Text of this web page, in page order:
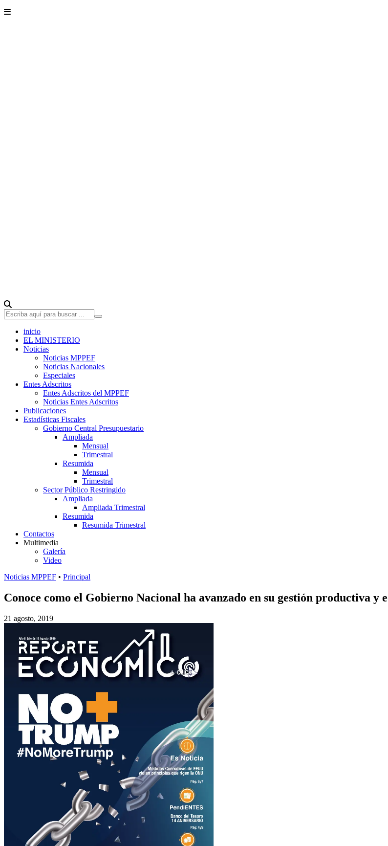
inicio
EL MINISTERIO
Noticias
Noticias MPPEF
Noticias Nacionales
Especiales
Entes Adscritos
Entes Adscritos del MPPEF
Noticias Entes Adscritos
Publicaciones
Estadísticas Fiscales
Gobierno Central Presupuestario
Ampliada
Mensual
Trimestral
Resumida
Mensual
Trimestral
Sector Público Restringido
Ampliada
Ampliada Trimestral
Resumida
Resumida Trimestral
Contactos
Multimedia
Galería
Video
Noticias MPPEF • Principal
Conoce como el Gobierno Nacional ha avanzado en su gestión productiva y
21 agosto, 2019